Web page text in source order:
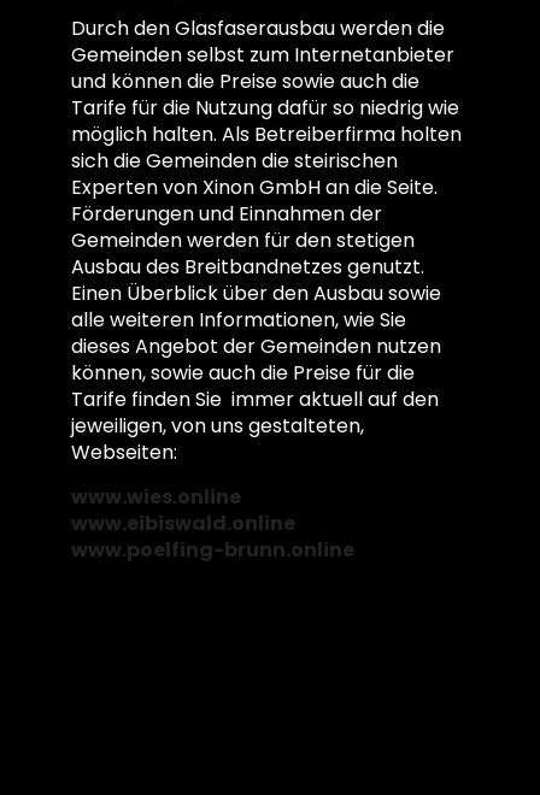
Durch den Glasfaserausbau werden die
Gemeinden selbst zum Internetanbieter
und können die Preise sowie auch die
Tarife für die Nutzung dafür so niedrig wie
möglich halten. Als Betreiberfirma holten
sich die Gemeinden die steirischen
Experten von Xinon GmbH an die Seite.
Förderungen und Einnahmen der
Gemeinden werden für den stetigen
Ausbau des Breitbandnetzes genutzt.
Einen Überblick über den Ausbau sowie
alle weiteren Informationen, wie Sie
dieses Angebot der Gemeinden nutzen
können, sowie auch die Preise für die
Tarife finden Sie immer aktuell auf den
jeweiligen, von uns gestalteten,
Webseiten:
www.wies.online
www.eibiswald.online
www.poelfing-brunn.online